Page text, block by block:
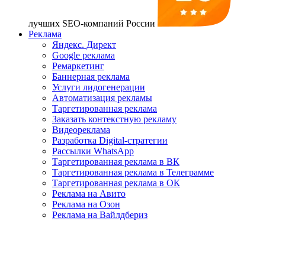
лучших SEO-компаний России
Реклама
Яндекс. Директ
Google реклама
Ремаркетинг
Баннерная реклама
Услуги лидогенерации
Автоматизация рекламы
Таргетированная реклама
Заказать контекстную рекламу
Видеореклама
Разработка Digital-стратегии
Рассылки WhatsApp
Таргетированная реклама в ВК
Таргетированная реклама в Телеграмме
Таргетированная реклама в ОК
Реклама на Авито
Реклама на Озон
Реклама на Вайлдбериз